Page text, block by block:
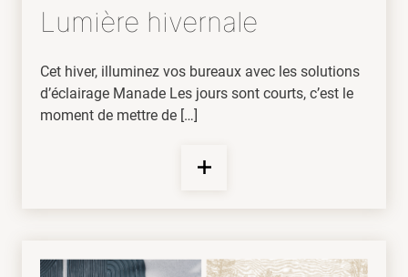
Lumière hivernale
Cet hiver, illuminez vos bureaux avec les solutions
d’éclairage Manade Les jours sont courts, c’est le
moment de mettre de […]